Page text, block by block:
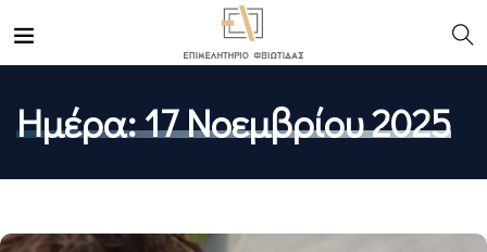
Ημέρα:17 Νοεμβρίου 2025